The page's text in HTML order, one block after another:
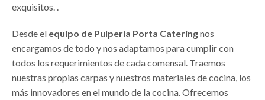
exquisitos. .
Desde el equipo de Pulpería Porta Cateringnos
encargamos de todo y nos adaptamos para cumplir con
todos los requerimientos de cada comensal. Traemos
nuestras propias carpas y nuestros materiales de cocina, los
más innovadores en el mundo de la cocina. Ofrecemos